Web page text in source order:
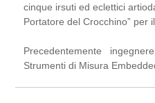
cinque irsuti ed eclettici
Portatore del Crocchino” per
Precedentemente
Strumenti di Misura